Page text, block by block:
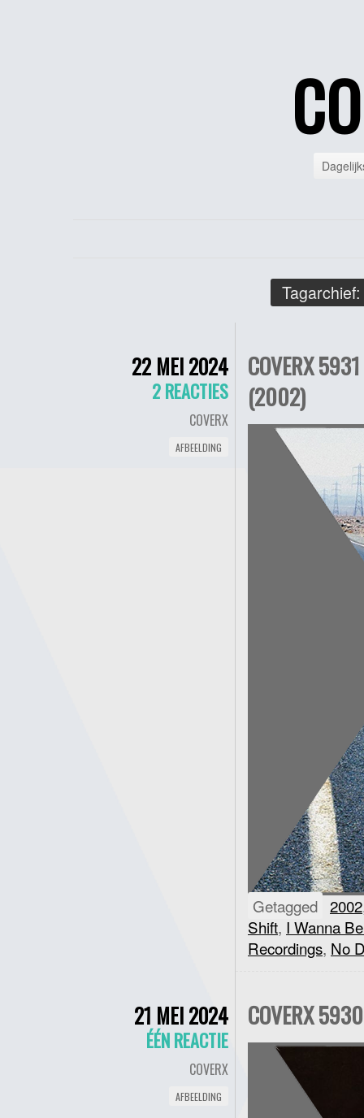
Tagarchief:
22 MEI 2024
2 REACTIES
COVERX
AFBEELDING
COVERX
(2002)
Getagged 2002
Shift, I Wanna
Recordings, No
21 MEI 2024
ÉÉN REACTIE
COVERX
AFBEELDING
COVERX